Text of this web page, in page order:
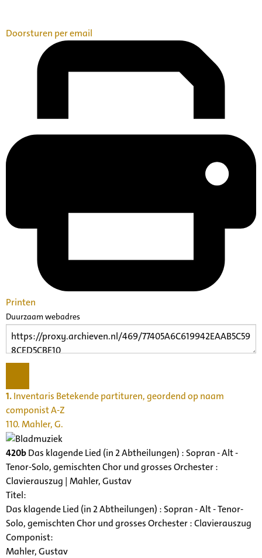
Doorsturen per email
Printen
Duurzaam webadres
1.Inventaris Betekende partituren, geordend op naam
componist A-Z
110. Mahler, G.
420bDas klagende Lied (in 2 Abtheilungen) : Sopran - Alt -
Tenor-Solo, gemischten Chor und grosses Orchester :
Clavierauszug | Mahler, Gustav
Titel:
Das klagende Lied (in 2 Abtheilungen) : Sopran - Alt - Tenor-
Solo, gemischten Chor und grosses Orchester : Clavierauszug
Componist:
Mahler, Gustav